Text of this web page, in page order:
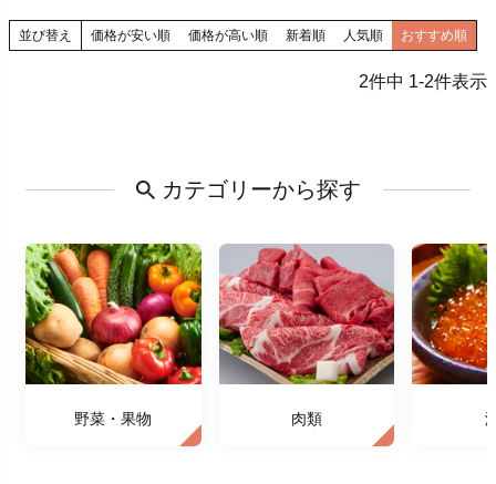
並び替え 価格が安い順 価格が高い順 新着順 人気順 おすすめ順
2件中 1-2件表示
カテゴリーから探す
野菜・果物 肉類